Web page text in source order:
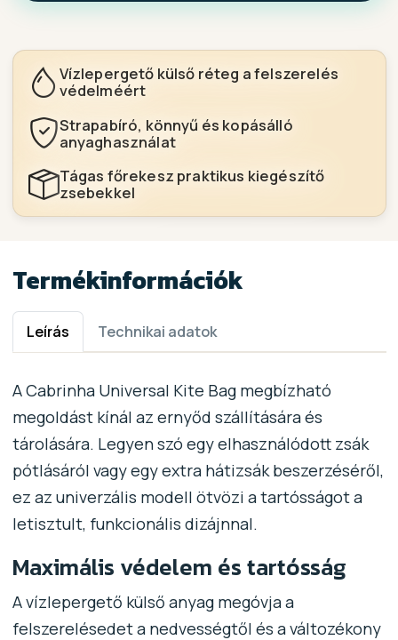
Vízlepergető külső réteg a felszerelés
védelméért
Strapabíró, könnyű és kopásálló
anyaghasználat
Tágas főrekesz praktikus kiegészítő
zsebekkel
Termékinformációk
Leírás Technikai adatok
A Cabrinha Universal Kite Bag megbízható
megoldást kínál az ernyőd szállítására és
tárolására. Legyen szó egy elhasználódott zsák
pótlásáról vagy egy extra hátizsák beszerzéséről,
ez az univerzális modell ötvözi a tartósságot a
letisztult, funkcionális dizájnnal.
Maximális védelem és tartósság
A vízlepergető külső anyag megóvja a
felszerelésedet a nedvességtől és a változékony